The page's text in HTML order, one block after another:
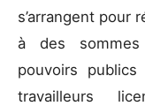
s’arrangent pour
à des
pouvoirs
travailleurs